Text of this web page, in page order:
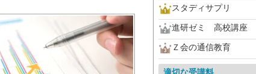
スタディサプリ
進研ゼミ 高校講座
Ｚ会の通信教育